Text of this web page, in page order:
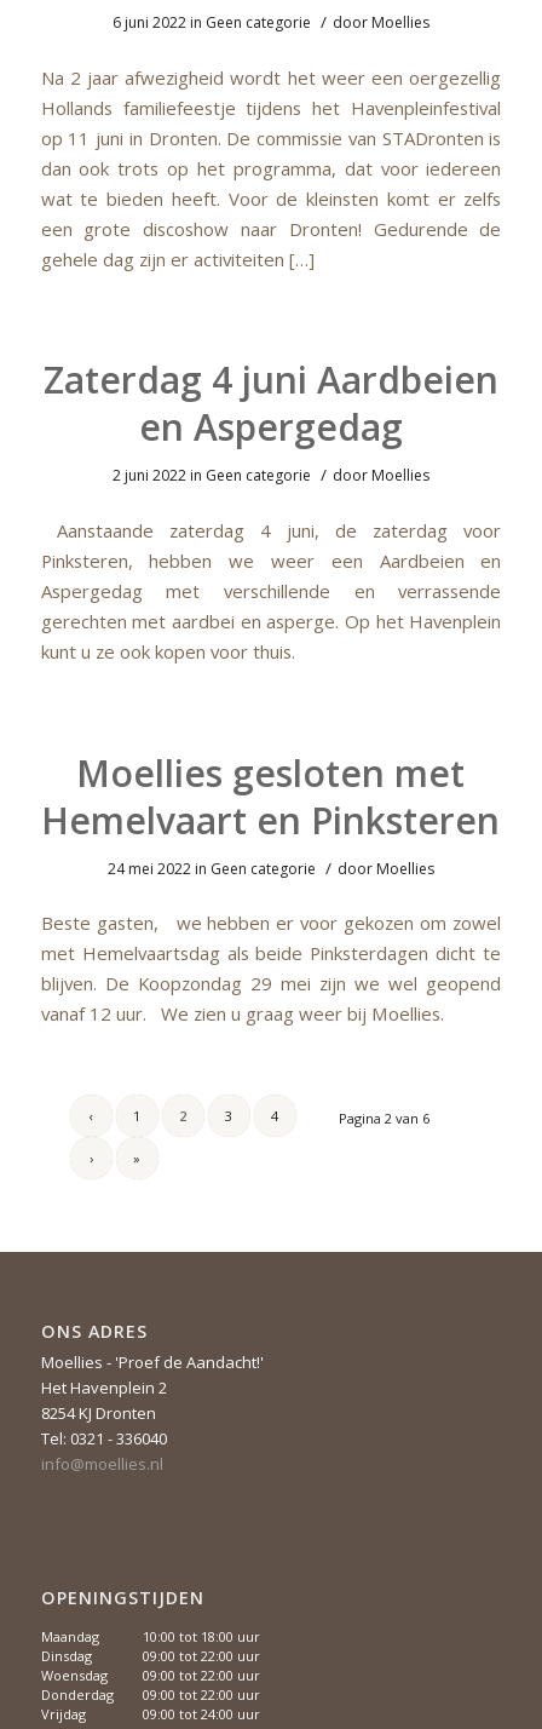
6 juni 2022 in Geen categorie / door Moellies
Na 2 jaar afwezigheid wordt het weer een oergezellig
Hollands familiefeestje tijdens het Havenpleinfestival
op 11 juni in Dronten. De commissie van STADronten is
dan ook trots op het programma, dat voor iedereen
wat te bieden heeft. Voor de kleinsten komt er zelfs
een grote discoshow naar Dronten! Gedurende de
gehele dag zijn er activiteiten […]
Zaterdag 4 juni Aardbeien
en Aspergedag
2 juni 2022 in Geen categorie / door Moellies
Aanstaande zaterdag 4 juni, de zaterdag voor
Pinksteren, hebben we weer een Aardbeien en
Aspergedag met verschillende en verrassende
gerechten met aardbei en asperge. Op het Havenplein
kunt u ze ook kopen voor thuis.
Moellies gesloten met
Hemelvaart en Pinksteren
24 mei 2022 in Geen categorie / door Moellies
Beste gasten, we hebben er voor gekozen om zowel
met Hemelvaartsdag als beide Pinksterdagen dicht te
blijven. De Koopzondag 29 mei zijn we wel geopend
vanaf 12 uur. We zien u graag weer bij Moellies.
Pagina 2 van 6
‹ 1 2 3 4
› »
ONS ADRES
Moellies - 'Proef de Aandacht!'
Het Havenplein 2
8254 KJ Dronten
Tel: 0321 - 336040
info@moellies.nl
OPENINGSTIJDEN
Maandag
Dinsdag
Woensdag
Donderdag
Vrijdag
10:00 tot 18:00 uur
09:00 tot 22:00 uur
09:00 tot 22:00 uur
09:00 tot 22:00 uur
09:00 tot 24:00 uur